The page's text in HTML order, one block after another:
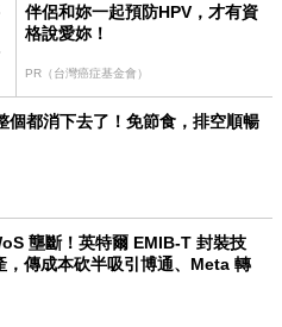
伴侶和妳一起預防HPV，才有資
格說愛妳！
PR（台灣癌症基金會）
個都消下去了！免節食，排空順暢
壟斷！英特爾 EMIB-T 封裝技
，傳成本砍半吸引博通、Meta 轉